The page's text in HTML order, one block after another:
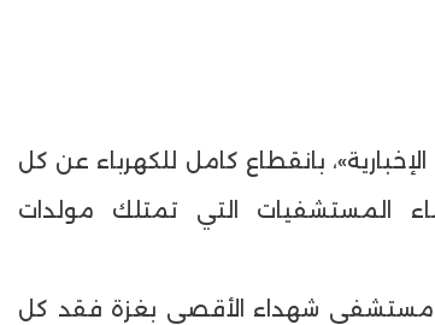
بانقطاع كامل للكهرباء عن كل
المستشفيات التي تمتلك مولدات
مستشفى شهداء الأقصى بغزة فقد كل